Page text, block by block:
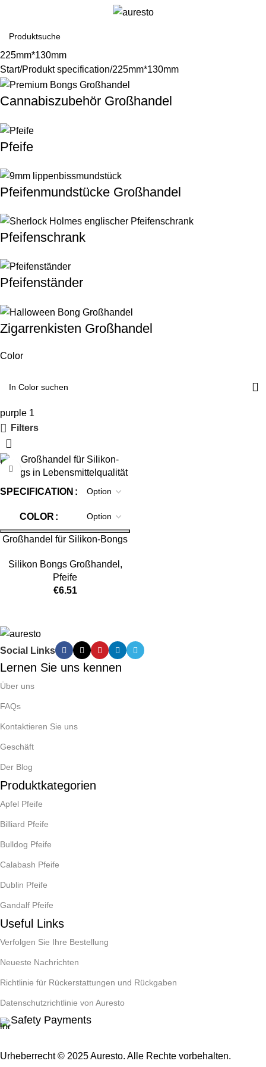
225mm*130mm
Start Produkt specification 225mm*130mm
Cannabiszubehör Großhandel
Pfeife
Pfeifenmundstücke Großhandel
Pfeifenschrank
Pfeifenständer
Zigarrenkisten Großhandel
Color
purple 1
Filters
SPECIFICATION
COLOR
Großhandel für Silikon-Bongs
Silikon Bongs Großhandel ,
Pfeife
€6.51
Social Links
Lernen Sie uns kennen
Über uns
FAQs
Kontaktieren Sie uns
Geschäft
Der Blog
Produktkategorien
Apfel Pfeife
Billiard Pfeife
Bulldog Pfeife
Calabash Pfeife
Dublin Pfeife
Gandalf Pfeife
Useful Links
Verfolgen Sie Ihre Bestellung
Neueste Nachrichten
Richtlinie für Rückerstattungen und Rückgaben
Datenschutzrichtlinie von Auresto
Safety Payments
Urheberrecht © 2025 Auresto. Alle Rechte vorbehalten.